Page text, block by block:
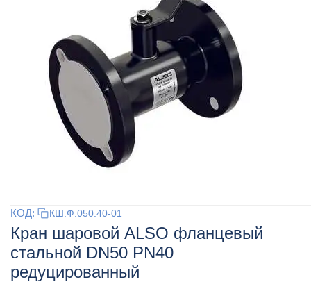
КОД: КШ.Ф.050.40-01
Кран шаровой ALSO фланцевый
стальной DN50 PN40
редуцированный